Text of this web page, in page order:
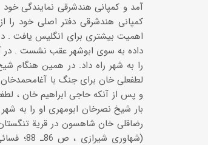
را به شهر راه داد. در همین
بار شیخ نصرخان ابومهری او را به
رضاقلی خان شاهسون در قریة